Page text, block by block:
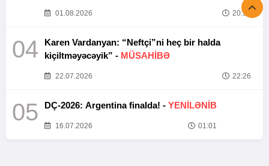
01.08.2026 20:52
04
Karen Vardanyan: “Neftçi”ni heç bir halda
kiçiltməyəcəyik” - MÜSAHİBƏ
22.07.2026 22:26
05 DÇ-2026: Argentina finalda! - YENİLƏNİB
16.07.2026 01:01